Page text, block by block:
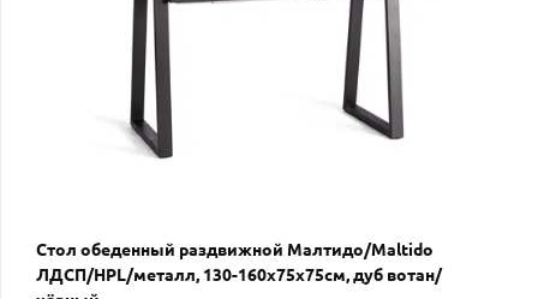
Стол обеденный раздвижной Малтидо/Maltido
ЛДСП/HPL/металл, 130-160х75х75см, дуб вотан/